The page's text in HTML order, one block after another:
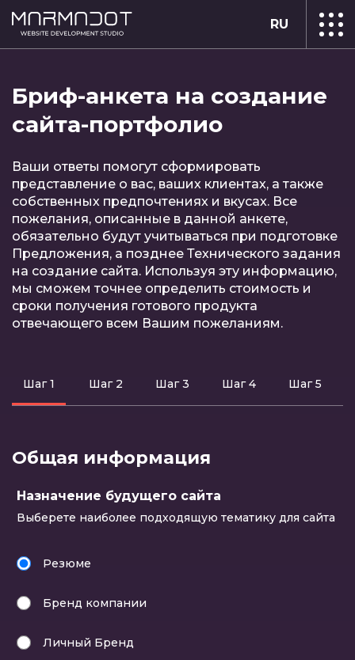
RU
Бриф-анкета на создание
сайта-портфолио
Ваши ответы помогут сформировать
представление о вас, ваших клиентах, а также
собственных предпочтениях и вкусах. Все
пожелания, описанные в данной анкете,
обязательно будут учитываться при подготовке
Предложения, а позднее Технического задания
на создание сайта. Используя эту информацию,
мы сможем точнее определить стоимость и
сроки получения готового продукта
отвечающего всем Вашим пожеланиям.
Шаг 1 Шаг 2 Шаг 3 Шаг 4 Шаг 5
Заполните
шаги
Общая информация
Назначение будущего сайта
Выберете наиболее подходящую тематику для сайта
Резюме
Бренд компании
Личный Бренд